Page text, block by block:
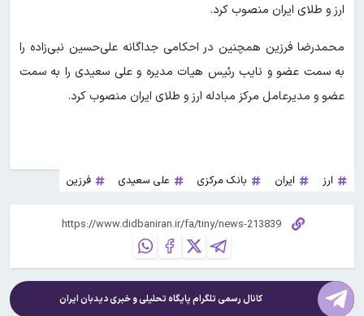
ارز و طلای ایران منصوب کرد.
محمدرضا فرزین همچنین در احکامی جداگانه علی‌حسین نبی‌زاده را
به سمت عضو و نایب رئیس هیات مدیره و علی سعیدی را به سمت
عضو و مدیرعامل مرکز مبادله ارز و طلای ایران منصوب کرد.
ارز ایران بانک مرکزی علی سعیدی فرزین
کانال رسمی تلگرام پایگاه تحلیلی و خبریدیدبان ایران